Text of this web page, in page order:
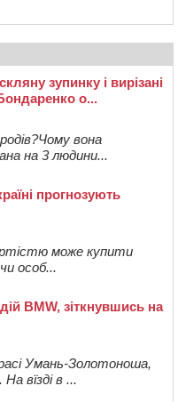
зупинку і вирізані
о...
вона
на 3 людини...
прогнозують
може купити
особ...
BMW, зіткнувшись на
Умань-Золотоноша,
вїзді в ...